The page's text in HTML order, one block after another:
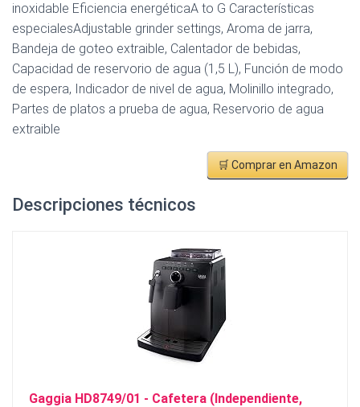
inoxidable Eficiencia energéticaA to G Características
especialesAdjustable grinder settings, Aroma de jarra,
Bandeja de goteo extraible, Calentador de bebidas,
Capacidad de reservorio de agua (1,5 L), Función de modo
de espera, Indicador de nivel de agua, Molinillo integrado,
Partes de platos a prueba de agua, Reservorio de agua
extraible
🛒 Comprar en Amazon
Descripciones técnicos
Gaggia HD8749/01 - Cafetera (Independiente,